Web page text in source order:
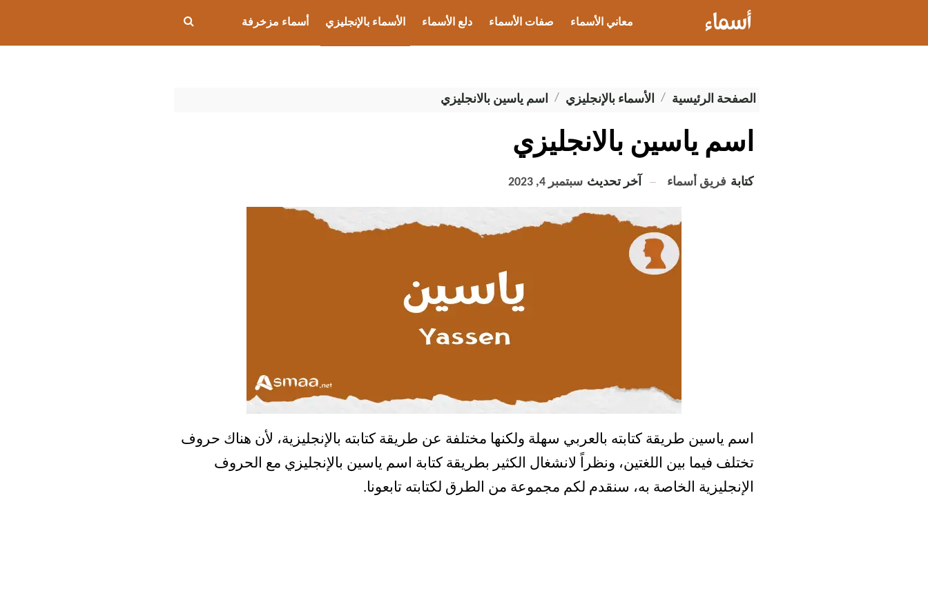
معاني الأسماء صفات الأسماء دلع الأسماء الأسماء بالإنجليزي أسماء مزخرفة
الصفحة الرئيسية الأسماء بالإنجليزي اسم ياسين بالانجليزي
اسم ياسين بالانجليزي
كتابة فريق أسماء آخر تحديث سبتمبر 4, 2023
اسم ياسين طريقة كتابته بالعربي سهلة ولكنها مختلفة عن طريقة كتابته بالإنجليزية، لأن هناك حروف
تختلف فيما بين اللغتين، ونظراً لانشغال الكثير بطريقة كتابة اسم ياسين بالإنجليزي مع الحروف
الإنجليزية الخاصة به، سنقدم لكم مجموعة من الطرق لكتابته تابعونا.